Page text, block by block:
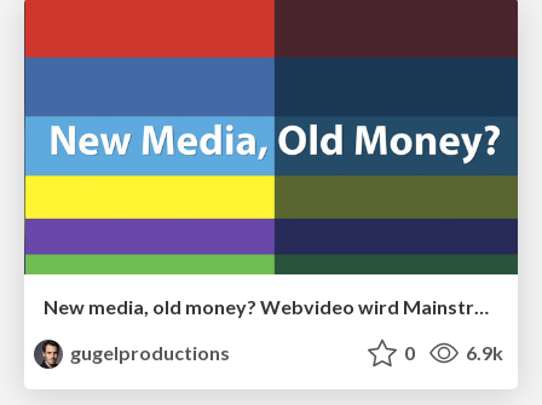
New media, old money? Webvideo wird Mainstream.
gugelproductions
0 6.9k